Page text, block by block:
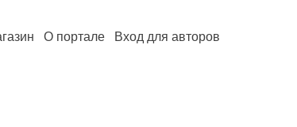
О портале Вход для авторов